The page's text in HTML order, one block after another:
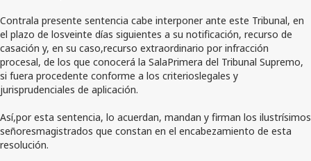
Contrala presente sentencia cabe interponer ante este Tribunal, en
el plazo de losveinte días siguientes a su notificación, recurso de
casación y, en su caso,recurso extraordinario por infracción
procesal, de los que conocerá la SalaPrimera del Tribunal Supremo,
si fuera procedente conforme a los criterioslegales y
jurisprudenciales de aplicación.
Así,por esta sentencia, lo acuerdan, mandan y firman los ilustrísimos
señoresmagistrados que constan en el encabezamiento de esta
resolución.